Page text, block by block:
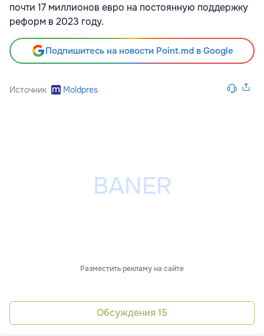
почти 17 миллионов евро на постоянную поддержку
реформ в 2023 году.
Подпишитесь на новости Point.md в Google
Источник Moldpres
Разместить рекламу на сайте
Обсуждения 15